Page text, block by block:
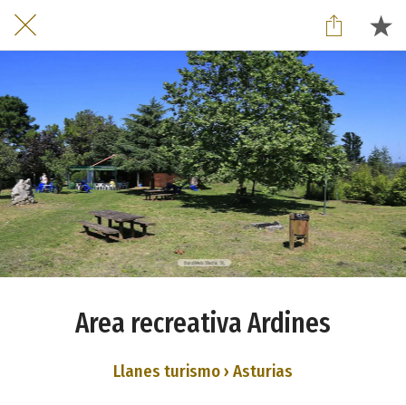
Area recreativa Ardines
Llanes turismo › Asturias